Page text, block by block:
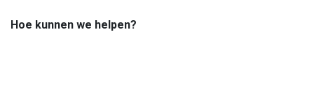
Hoe kunnen we helpen?